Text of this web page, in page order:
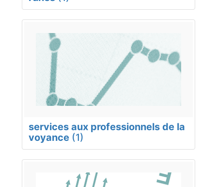
services aux professionnels de la
voyance (1)